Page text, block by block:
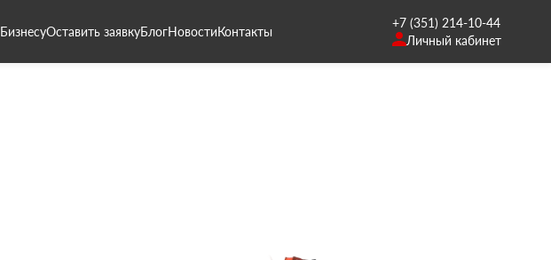
БизнесуОставить заявкуБлогНовостиКонтакты
+7 (351) 214-10-44
Личный кабинет